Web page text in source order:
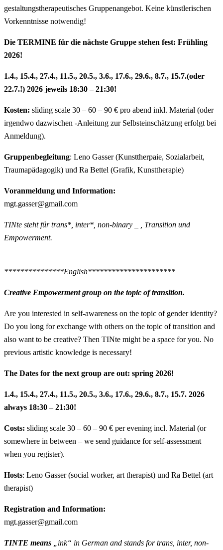
gestaltungstherapeutisches Gruppenangebot. Keine künstlerischen
Vorkenntnisse notwendig!
Die TERMINE für die nächste Gruppe stehen fest: Frühling
2026!
1.4., 15.4., 27.4., 11.5., 20.5., 3.6., 17.6., 29.6., 8.7., 15.7.(oder
22.7.!) 2026 jeweils 18:30 – 21:30!
Kosten: sliding scale 30 – 60 – 90 € pro abend inkl. Material (oder
irgendwo dazwischen -Anleitung zur Selbsteinschätzung erfolgt bei
Anmeldung).
Gruppenbegleitung: Leno Gasser (Kunsttherpaie, Sozialarbeit,
Traumapädagogik) und Ra Bettel (Grafik, Kunsttherapie)
Voranmeldung und Information:
mgt.gasser@gmail.com
TINte steht für trans*, inter*, non-binary _ , Transition und
Empowerment.
***************English**********************
Creative Empowerment group on the topic of transition.
Are you interested in self-awareness on the topic of gender identity?
Do you long for exchange with others on the topic of transition and
also want to be creative? Then TINte might be a space for you. No
previous artistic knowledge is necessary!
The Dates for the next group are out: spring 2026!
1.4., 15.4., 27.4., 11.5., 20.5., 3.6., 17.6., 29.6., 8.7., 15.7. 2026
always 18:30 – 21:30!
Costs: sliding scale 30 – 60 – 90 € per evening incl. Material (or
somewhere in between – we send guidance for self-assessment
when you register).
Hosts: Leno Gasser (social worker, art therapist) und Ra Bettel (art
therapist)
Registration and Information:
mgt.gasser@gmail.com
TINTE means „ink“ in German and stands for trans, inter, non-